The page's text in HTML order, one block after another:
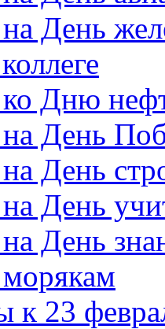
День
Дню
День
День
День
День
к 23